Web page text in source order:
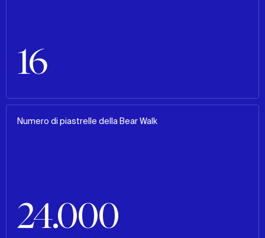
16
Numero di piastrelle della Bear Walk
24.000